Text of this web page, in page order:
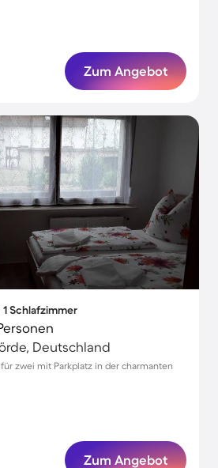
Zum Angebot
1 Schlafzimmer
Deutschland
zwei mit Parkplatz in der charmanten
Zum Angebot